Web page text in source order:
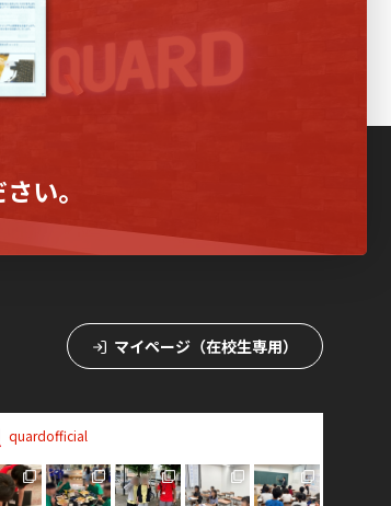
い。
マイページ（在校生専用）
quardofficial